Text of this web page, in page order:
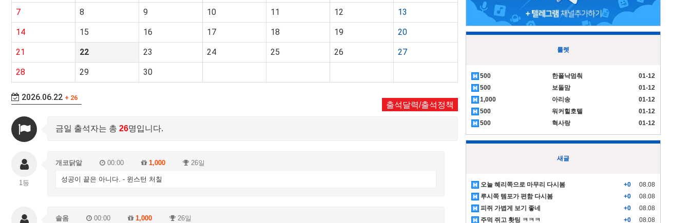
7 8 9 10 11 12 13
14 15 16 17 18 19 20
21 22 23 24 25 26 27
28 29 30
2026.06.22 + 26
출석달력/출석정책
금일 출석자는 총 26명입니다.
1등
개코닭알 00:00 1,000 26일
성공이 끝은 아니다. - 윈스턴 처칠
솔옴 00:00 1,000 26일
룰렛
500 한폴낙멈춰
01-12
500
보돌맘
01-12
1,000
아리송
01-12
500
워커힐호텔
01-12
500
혁사랑 01-12
새글
오늘 혜리쪽으로 마무리 다시봄 +0
08.08
루시쪽 템포가 편함 다시봄
+0
08.08
피쥐 가볍게 보기 좋네
+0
08.08
주먹 쥐고 홧팅 ㅋㅋㅋ
+0
08.08